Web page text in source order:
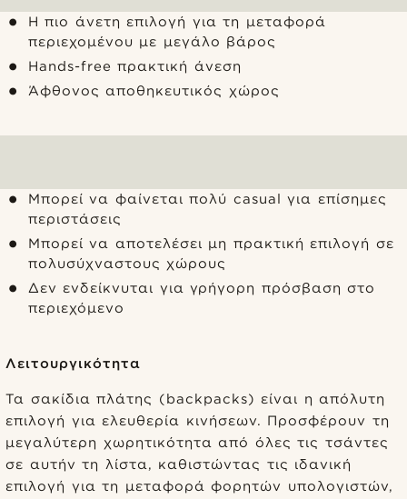
Η πιο άνετη επιλογή για τη μεταφορά
περιεχομένου με μεγάλο βάρος
Hands-free πρακτική άνεση
Άφθονος αποθηκευτικός χώρος
Μπορεί να φαίνεται πολύ casual για επίσημες
περιστάσεις
Μπορεί να αποτελέσει μη πρακτική επιλογή σε
πολυσύχναστους χώρους
Δεν ενδείκνυται για γρήγορη πρόσβαση στο
περιεχόμενο
Λειτουργικότητα
Τα σακίδια πλάτης (backpacks) είναι η απόλυτη
επιλογή για ελευθερία κινήσεων. Προσφέρουν τη
μεγαλύτερη χωρητικότητα από όλες τις τσάντες
σε αυτήν τη λίστα, καθιστώντας τις ιδανική
επιλογή για τη μεταφορά φορητών υπολογιστών,